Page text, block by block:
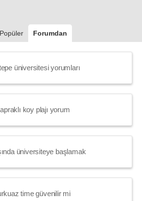
Popüler Forumdan
üniversitesi yorumları
koy plajı yorum
üniversiteye başlamak
time güvenilir mi